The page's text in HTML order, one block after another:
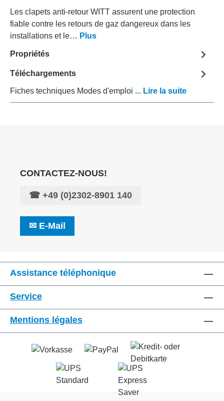
Les clapets anti-retour WITT assurent une protection
fiable contre les retours de gaz dangereux dans les
installations et le… Plus
Propriétés
Téléchargements
Fiches techniques Modes d'emploi ... Lire la suite
CONTACTEZ-NOUS!
☎ +49 (0)2302-8901 140
✉ E-Mail
Assistance téléphonique
Service
Mentions légales